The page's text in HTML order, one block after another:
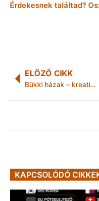
Érdekesnek találtad?
ELŐZŐ CIKK
Bükki házak – kreatív teljesítménytúra
KAPCSOLÓDÓ